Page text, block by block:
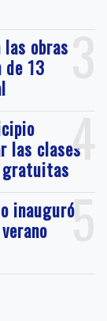
3
las obras
de 13
4
las clases
gratuitas
5
inauguró